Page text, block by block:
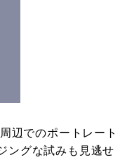
辺でのポートレート
ングな試みも見逃せ